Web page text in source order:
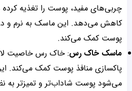
چربی‌های مفید، پوست را تغذیه
کاهش می‌دهد. این ماسک به نرم و
پوست کمک می‌کند.
ماسک خاک رس: خاک رس خاصیت
پاکسازی منافذ پوست کمک می‌کند.
می‌شود پوست شاداب‌تر و تمیزتر به